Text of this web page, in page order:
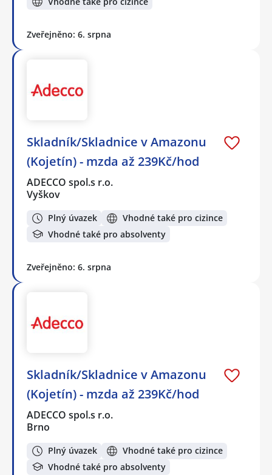
Zveřejněno: 6. srpna
Skladník/Skladnice v Amazonu
(Kojetín) - mzda až 239Kč/hod
ADECCO spol.s r.o.
Vyškov
Plný úvazek
Vhodné také pro cizince
Vhodné také pro absolventy
Zveřejněno: 6. srpna
Skladník/Skladnice v Amazonu
(Kojetín) - mzda až 239Kč/hod
ADECCO spol.s r.o.
Brno
Plný úvazek
Vhodné také pro cizince
Vhodné také pro absolventy